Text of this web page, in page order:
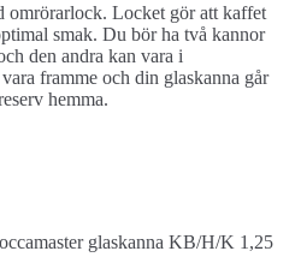
omrörarlock. Locket gör att kaffet
smak. Du bör ha två kannor
den andra kan vara i
framme och din glaskanna går
hemma.
glaskanna KB/H/K 1,25